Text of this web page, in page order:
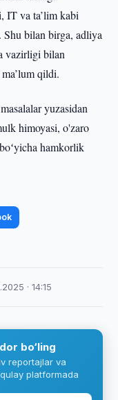
IT va ta’lim kabi
Shu bilan birga, adliya
vazirligi bilan
qildi.
yuzasidan
himoyasi, o'zaro
hamkorlik
· 14:15
bo‘ling
reportajlar va
platformada